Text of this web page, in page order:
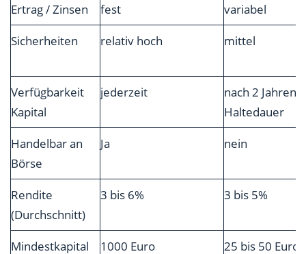
Ertrag / Zinsen
fest
variabel
Sicherheiten
relativ hoch mittel
Verfügbarkeit
Kapital
jederzeit
nach 2 Jahren
Haltedauer
Handelbar an
Börse
Ja nein
Rendite
(Durchschnitt)
3 bis 6% 3 bis 5%
Mindestkapital 1000 Euro 25 bis 50 Euro